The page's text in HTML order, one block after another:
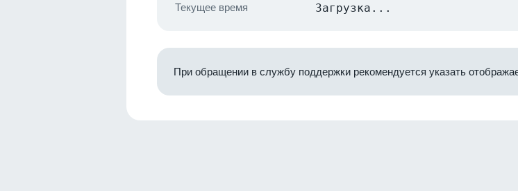
Текущее время Загрузка...
При обращении в службу поддержки рекомендуется указать